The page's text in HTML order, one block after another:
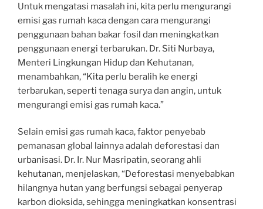
Untuk mengatasi masalah ini, kita perlu mengurangi
emisi gas rumah kaca dengan cara mengurangi
penggunaan bahan bakar fosil dan meningkatkan
penggunaan energi terbarukan. Dr. Siti Nurbaya,
Menteri Lingkungan Hidup dan Kehutanan,
menambahkan, “Kita perlu beralih ke energi
terbarukan, seperti tenaga surya dan angin, untuk
mengurangi emisi gas rumah kaca.”
Selain emisi gas rumah kaca, faktor penyebab
pemanasan global lainnya adalah deforestasi dan
urbanisasi. Dr. Ir. Nur Masripatin, seorang ahli
kehutanan, menjelaskan, “Deforestasi menyebabkan
hilangnya hutan yang berfungsi sebagai penyerap
karbon dioksida, sehingga meningkatkan konsentrasi